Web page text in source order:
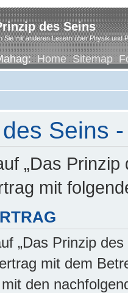
des Seins
Sie mit anderen Lesern über Physik und
Home Sitemap
Seins
„Das
mit
„Das Prinzip
mit dem
den